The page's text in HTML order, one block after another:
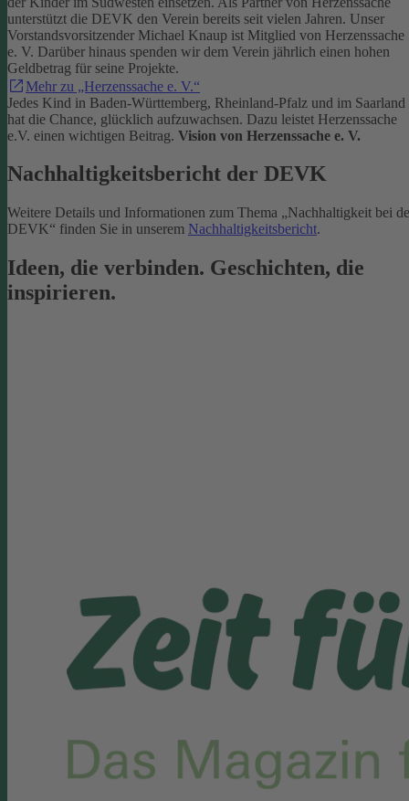
unterstützt die DEVK den Verein bereits seit vielen Jahren. Unser
Vorstandsvorsitzender Michael Knaup ist Mitglied von Herzenssache
e. V. Darüber hinaus spenden wir dem Verein jährlich einen hohen
Geldbetrag für seine Projekte.
Mehr zu „Herzenssache e. V.“
Jedes Kind in Baden-Württemberg, Rheinland-Pfalz und im Saarland
hat die Chance, glücklich aufzuwachsen. Dazu leistet Herzenssache
e.V. einen wichtigen Beitrag. Vision von Herzenssache e. V.
Nachhaltigkeitsbericht der DEVK
Weitere Details und Informationen zum Thema „Nachhaltigkeit bei
DEVK“ finden Sie in unserem Nachhaltigkeitsbericht.
Ideen, die verbinden. Geschichten, die
inspirieren.